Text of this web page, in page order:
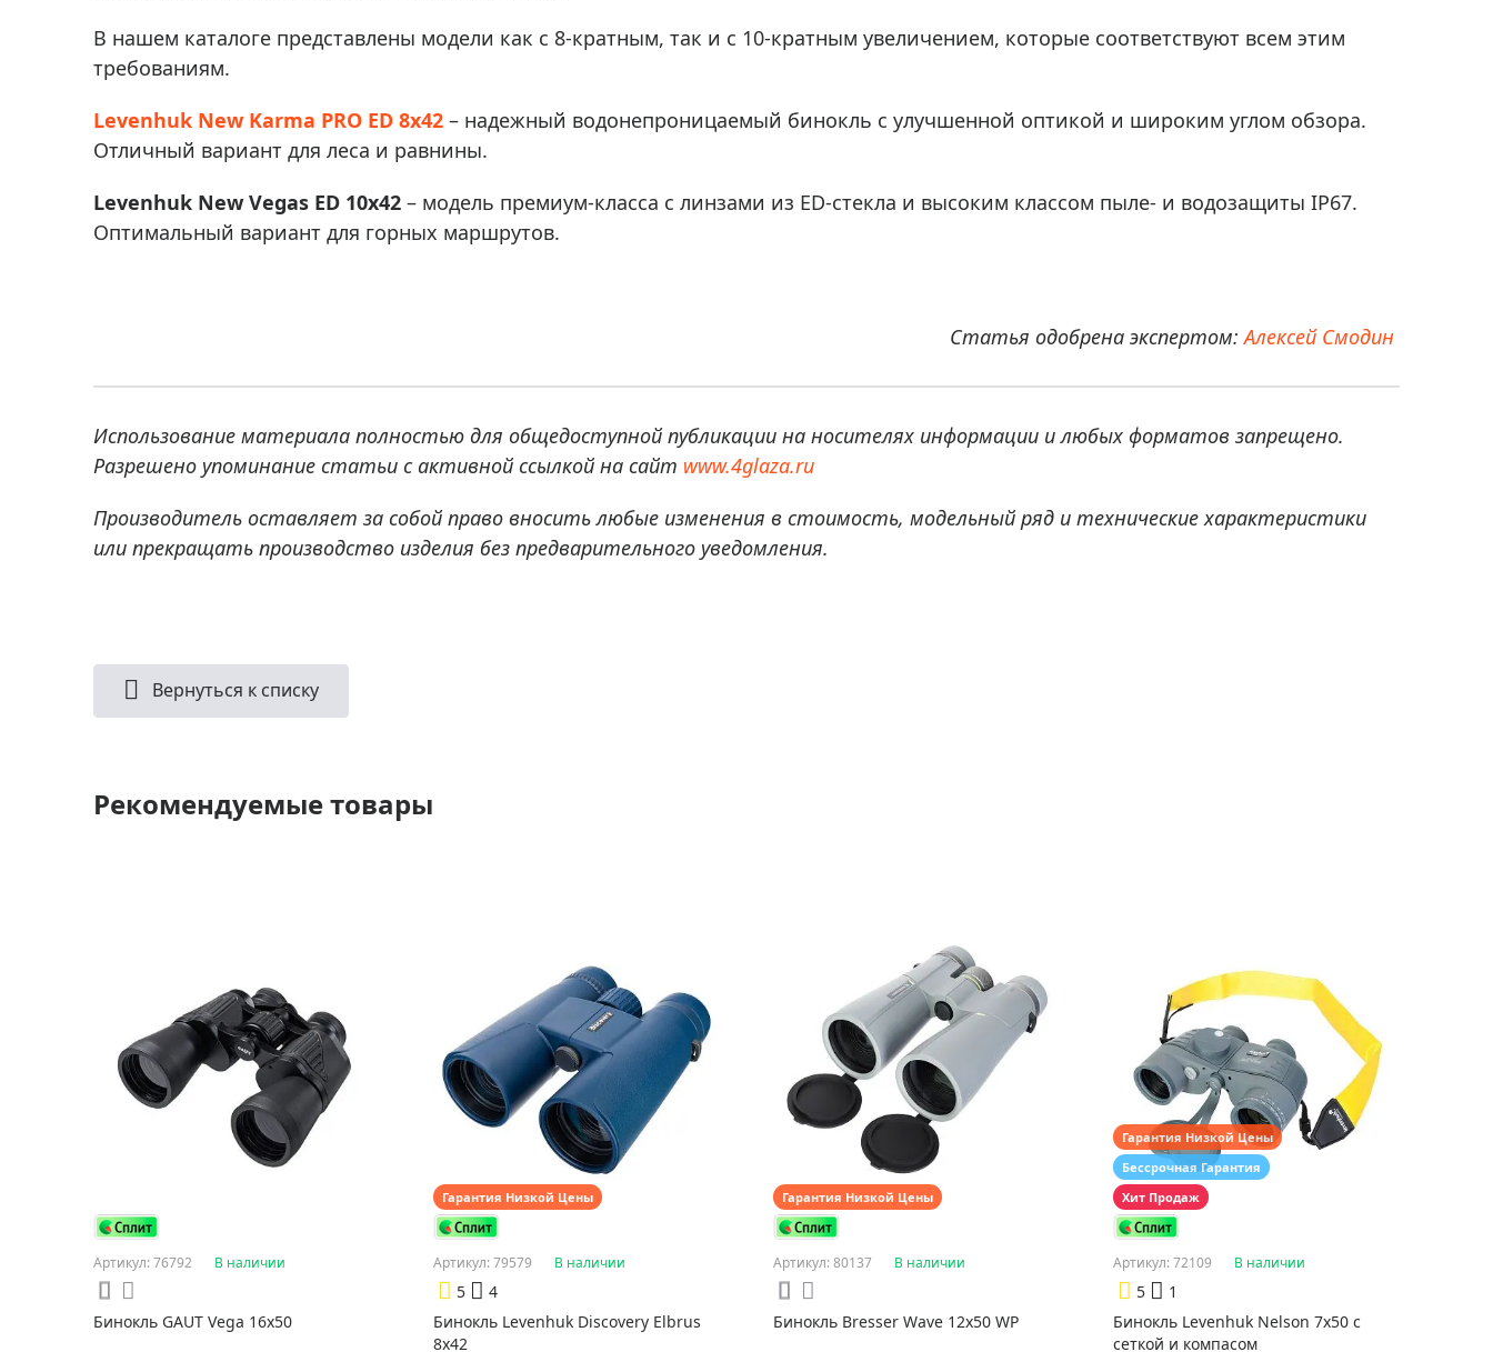
В нашем каталоге представлены модели как с 8-кратным, так и с 10-кратным увеличением, которые соответствуют всем этим
требованиям.
Levenhuk New Karma PRO ED 8x42 – надежный водонепроницаемый бинокль с улучшенной оптикой и широким углом обзора.
Отличный вариант для леса и равнины.
Levenhuk New Vegas ED 10x42 – модель премиум-класса с линзами из ED-стекла и высоким классом пыле- и водозащиты IP67.
Оптимальный вариант для горных маршрутов.
Статья одобрена экспертом:Алексей Смодин
Использование материала полностью для общедоступной публикации на носителях информации и любых форматов запрещено.
Разрешено упоминание статьи с активной ссылкой на сайт www.4glaza.ru
Производитель оставляет за собой право вносить любые изменения в стоимость, модельный ряд и технические характеристики
или прекращать производство изделия без предварительного уведомления.
Вернуться к списку
Рекомендуемые товары
Артикул: 76792 В наличии
Бинокль GAUT Vega 16x50
Гарантия Низкой Цены
Артикул: 79579 В наличии
5
4
Бинокль Levenhuk Discovery Elbrus
8x42
Гарантия Низкой Цены
Артикул: 80137 В наличии
Бинокль Bresser Wave 12x50 WP
Гарантия Низкой Цены
Бессрочная Гарантия
Хит Продаж
Артикул: 72109 В наличии
5
1
Бинокль Levenhuk Nelson 7x50 с
сеткой и компасом